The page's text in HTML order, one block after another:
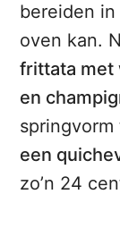
bereiden
oven kan.
frittata met
en
springvorm
een
zo’n 24